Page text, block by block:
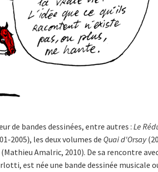
de bandes dessinées, entre autres : Le
2005), les deux volumes de Quai d'Orsay
(Mathieu Amalric, 2010). De sa rencontre
est née une bande dessinée musicale